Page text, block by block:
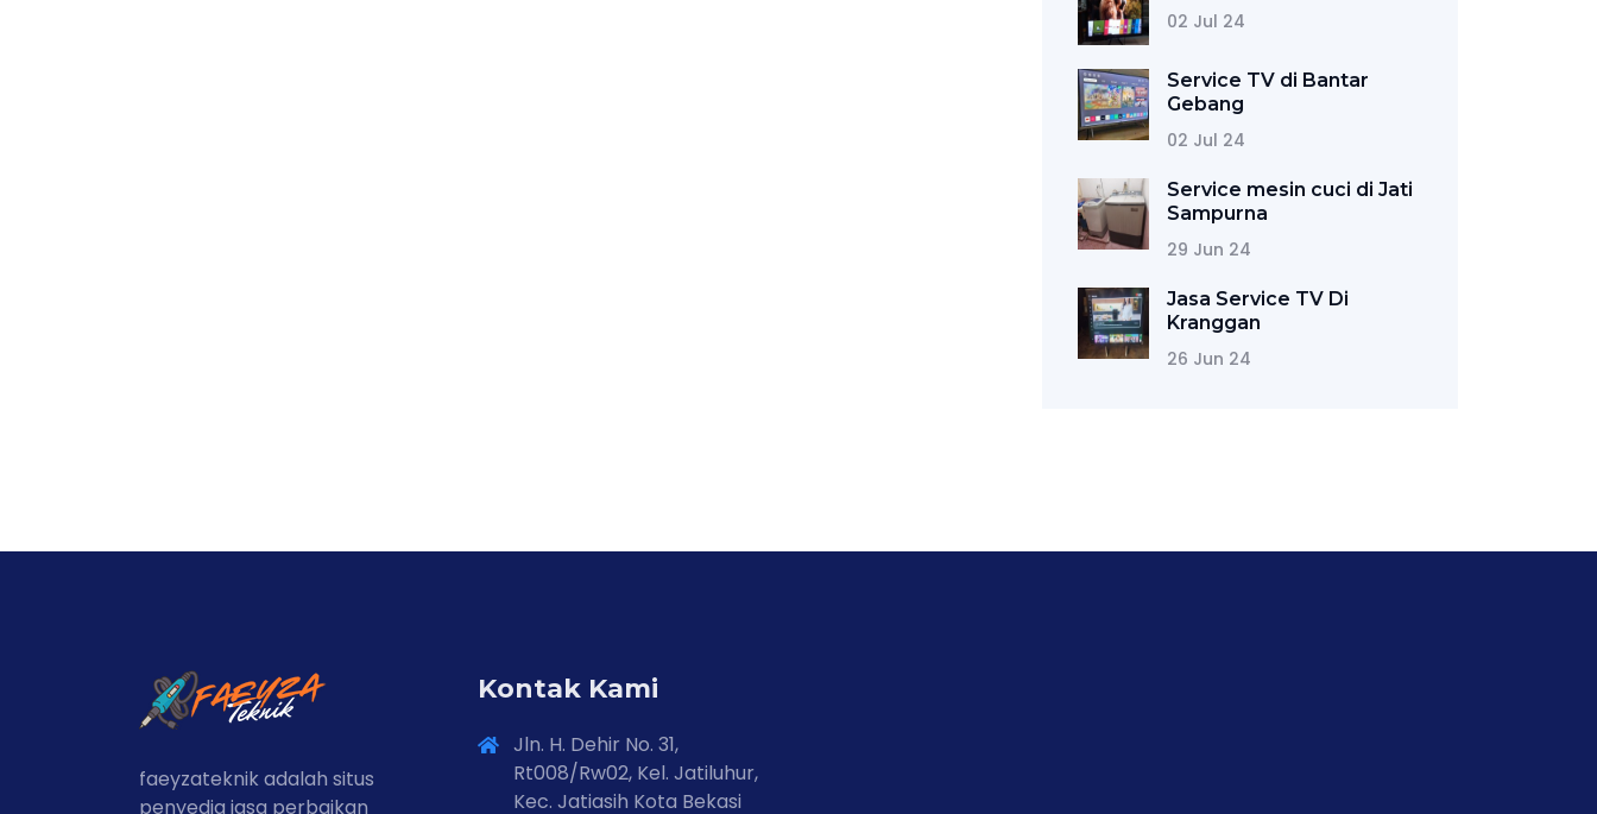
02 Jul 24
Service TV di Bantar
Gebang
02 Jul 24
Service mesin cuci di Jati
Sampurna
29 Jun 24
Jasa Service TV Di
Kranggan
26 Jun 24
faeyzateknik adalah situs
penyedia jasa perbaikan
Kontak Kami
Jln. H. Dehir No. 31,
Rt008/Rw02, Kel. Jatiluhur,
Kec. Jatiasih Kota Bekasi